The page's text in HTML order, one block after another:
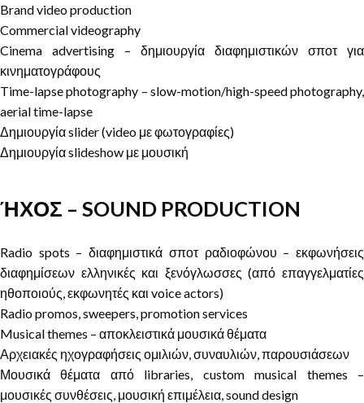
Brand video production
Commercial videography
Cinema advertising – δημιουργία διαφημιστικών σποτ για
κινηματογράφους
Time-lapse photography – slow-motion/high-speed photography,
aerial time-lapse
Δημιουργία slider (video με φωτογραφίες)
Δημιουργία slideshow με μουσική
ΉΧΟΣ – SOUND PRODUCTION
Radio spots – διαφημιστικά σποτ ραδιοφώνου – εκφωνήσεις
διαφημίσεων ελληνικές και ξενόγλωσσες (από επαγγελματίες
ηθοποιούς, εκφωνητές και voice actors)
Radio promos, sweepers, promotion services
Musical themes – αποκλειστικά μουσικά θέματα
Αρχειακές ηχογραφήσεις ομιλιών, συναυλιών, παρουσιάσεων
Μουσικά θέματα από libraries, custom musical themes –
μουσικές συνθέσεις, μουσική επιμέλεια, sound design